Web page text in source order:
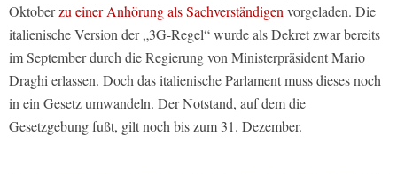
Oktoberzu einer Anhörung als Sachverständigen vorgeladen. Die
italienische Version der „3G-Regel“ wurde als Dekret zwar bereits
im September durch die Regierung von Ministerpräsident Mario
Draghi erlassen. Doch das italienische Parlament muss dieses noch
in ein Gesetz umwandeln. Der Notstand, auf dem die
Gesetzgebung fußt, gilt noch bis zum 31. Dezember.